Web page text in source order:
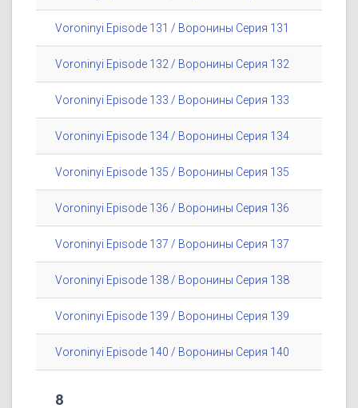
Voroninyi Episode 131 / Воронины Серия 131
Voroninyi Episode 132 / Воронины Серия 132
Voroninyi Episode 133 / Воронины Серия 133
Voroninyi Episode 134 / Воронины Серия 134
Voroninyi Episode 135 / Воронины Серия 135
Voroninyi Episode 136 / Воронины Серия 136
Voroninyi Episode 137 / Воронины Серия 137
Voroninyi Episode 138 / Воронины Серия 138
Voroninyi Episode 139 / Воронины Серия 139
Voroninyi Episode 140 / Воронины Серия 140
8